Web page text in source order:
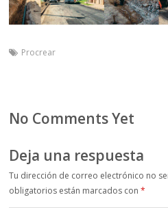
Procrear
No Comments Yet
Deja una respuesta
Tu dirección de correo electrónico no
obligatorios están marcados con*